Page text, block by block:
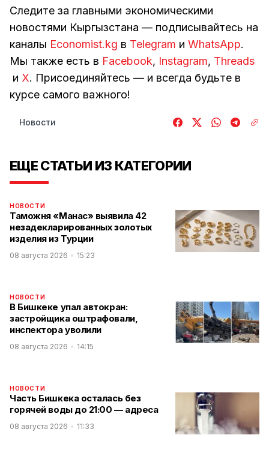
Следите за главными экономическими
новостями Кыргызстана — подписывайтесь на
каналы Economist.kg в Telegram и WhatsApp.
Мы также есть в Facebook, Instagram, Threads
и Х. Присоединяйтесь — и всегда будьте в
курсе самого важного!
Новости
ЕЩЕ СТАТЬИ ИЗ КАТЕГОРИИ
НОВОСТИ
Таможня «Манас» выявила 42
незадекларированных золотых
изделия из Турции
08 августа 2026 15:23
НОВОСТИ
В Бишкеке упал автокран:
застройщика оштрафовали,
инспектора уволили
08 августа 2026 14:15
НОВОСТИ
Часть Бишкека осталась без
горячей воды до 21:00 — адреса
08 августа 2026 11:33